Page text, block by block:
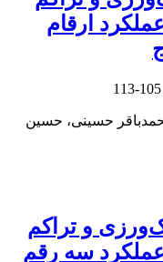
ارقام
105-113
حسینی، حسین
و تراکم
سه رقم